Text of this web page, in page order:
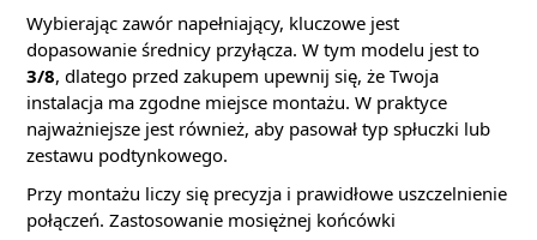
Wybierając zawór napełniający, kluczowe jest
dopasowanie średnicy przyłącza. W tym modelu jest to
3/8, dlatego przed zakupem upewnij się, że Twoja
instalacja ma zgodne miejsce montażu. W praktyce
najważniejsze jest również, aby pasował typ spłuczki lub
zestawu podtynkowego.
Przy montażu liczy się precyzja i prawidłowe uszczelnienie
połączeń. Zastosowanie mosiężnej końcówki